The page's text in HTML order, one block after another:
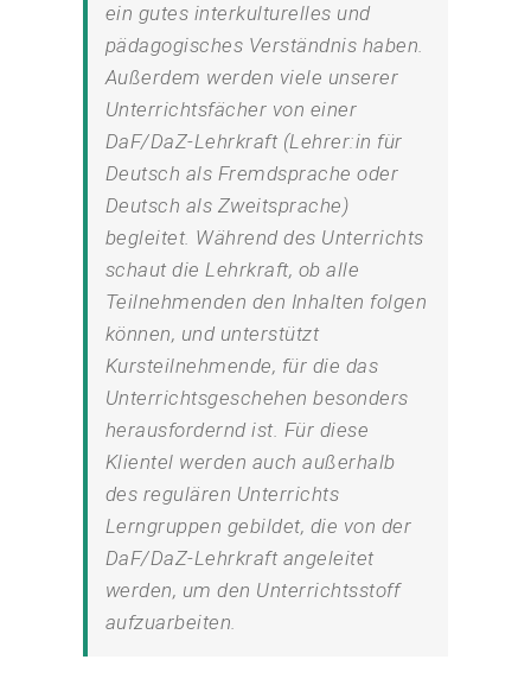
ein gutes interkulturelles und
pädagogisches Verständnis haben.
Außerdem werden viele unserer
Unterrichtsfächer von einer
DaF/DaZ-Lehrkraft (Lehrer:in für
Deutsch als Fremdsprache oder
Deutsch als Zweitsprache)
begleitet. Während des Unterrichts
schaut die Lehrkraft, ob alle
Teilnehmenden den Inhalten folgen
können, und unterstützt
Kursteilnehmende, für die das
Unterrichtsgeschehen besonders
herausfordernd ist. Für diese
Klientel werden auch außerhalb
des regulären Unterrichts
Lerngruppen gebildet, die von der
DaF/DaZ-Lehrkraft angeleitet
werden, um den Unterrichtsstoff
aufzuarbeiten.